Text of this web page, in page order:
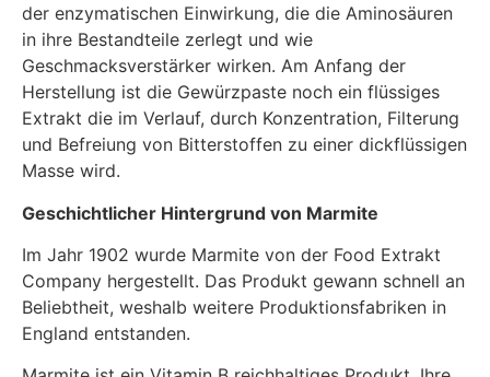
der enzymatischen Einwirkung, die die Aminosäuren
in ihre Bestandteile zerlegt und wie
Geschmacksverstärker wirken. Am Anfang der
Herstellung ist die Gewürzpaste noch ein flüssiges
Extrakt die im Verlauf, durch Konzentration, Filterung
und Befreiung von Bitterstoffen zu einer dickflüssigen
Masse wird.
Geschichtlicher Hintergrund von Marmite
Im Jahr 1902 wurde Marmite von der Food Extrakt
Company hergestellt. Das Produkt gewann schnell an
Beliebtheit, weshalb weitere Produktionsfabriken in
England entstanden.